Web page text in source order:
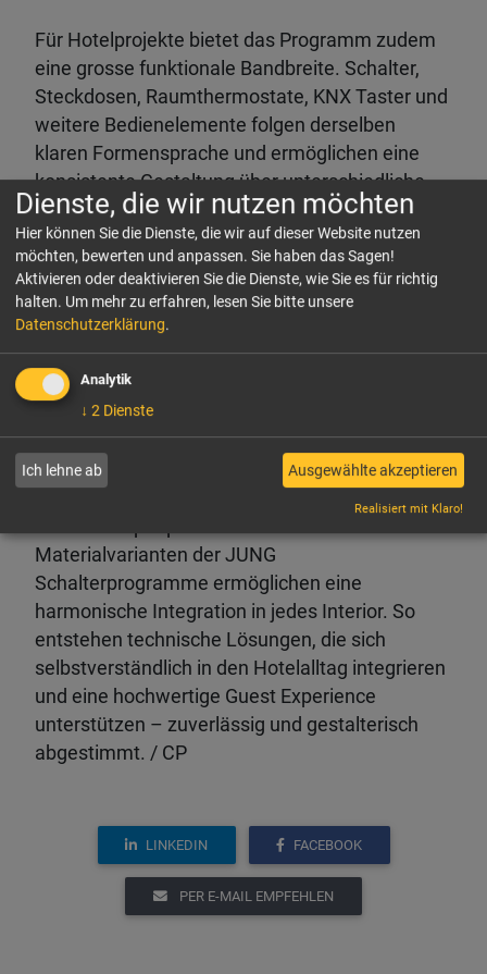
Für Hotelprojekte bietet das Programm zudem
eine grosse funktionale Bandbreite. Schalter,
Steckdosen, Raumthermostate, KNX Taster und
weitere Bedienelemente folgen derselben
klaren Formensprache und ermöglichen eine
konsistente Gestaltung über unterschiedliche
Anwendungen hinweg.
Lösungen für Hotels
JUNG Hospitality Solutions verbinden
funktionale, ökonomische und ökologische
Anforderungen und schaffen Lösungen, die
technisch wie gestalterisch überzeugen. Ob
Neubau oder Modernisierung: Mit Schaltern,
Tastern, Hotelcard-Schaltern,
Temperatursteuerungen, Sensorik und
Netzwerkkomponenten lassen sich individuelle
Materialvarianten der JUNG
Schalterprogramme ermöglichen eine
harmonische Integration in jedes Interior. So
entstehen technische Lösungen, die sich
selbstverständlich in den Hotelalltag integrieren
und eine hochwertige Guest Experience
unterstützen – zuverlässig und gestalterisch
abgestimmt. / CP
LINKEDIN FACEBOOK
PER E-MAIL EMPFEHLEN
Dienste, die wir nutzen möchten
Hier können Sie die Dienste, die wir auf dieser Website nutzen
möchten, bewerten und anpassen. Sie haben das Sagen!
Aktivieren oder deaktivieren Sie die Dienste, wie Sie es für richtig
halten. Um mehr zu erfahren, lesen Sie bitte unsere
Datenschutzerklärung.
Analytik
↓ 2 Dienste
Ich lehne ab Ausgewählte akzeptieren
Realisiert mit Klaro!